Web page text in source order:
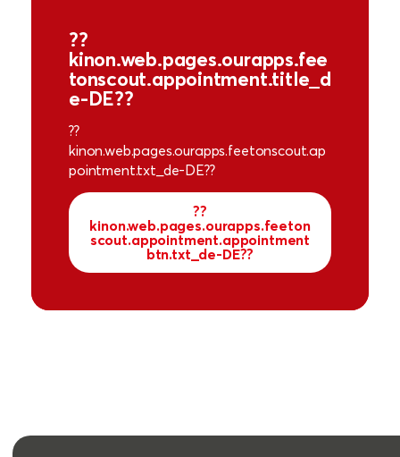
??
kinon.web.pages.ourapps.fee
tonscout.appointment.title_d
e-DE??
??
kinon.web.pages.ourapps.feetonscout.ap
pointment.txt_de-DE??
??
kinon.web.pages.ourapps.feeton
scout.appointment.appointment
btn.txt_de-DE??